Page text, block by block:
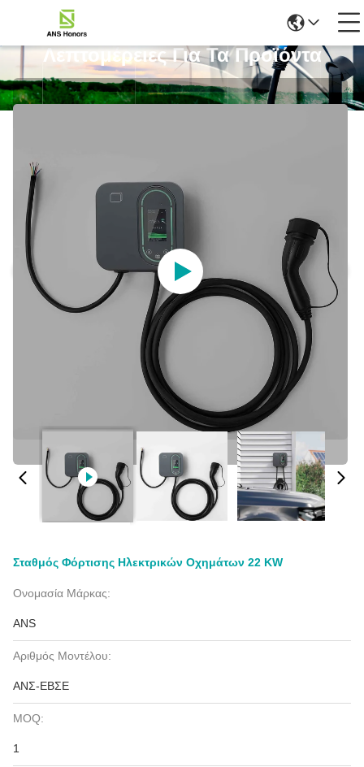
Λεπτομέρειες Για Τα Προϊόντα
Σταθμός Φόρτισης Ηλεκτρικών Οχημάτων 22 KW
Ονομασία Μάρκας:
ANS
Αριθμός Μοντέλου:
ΑΝΣ-ΕΒΣΕ
MOQ:
1